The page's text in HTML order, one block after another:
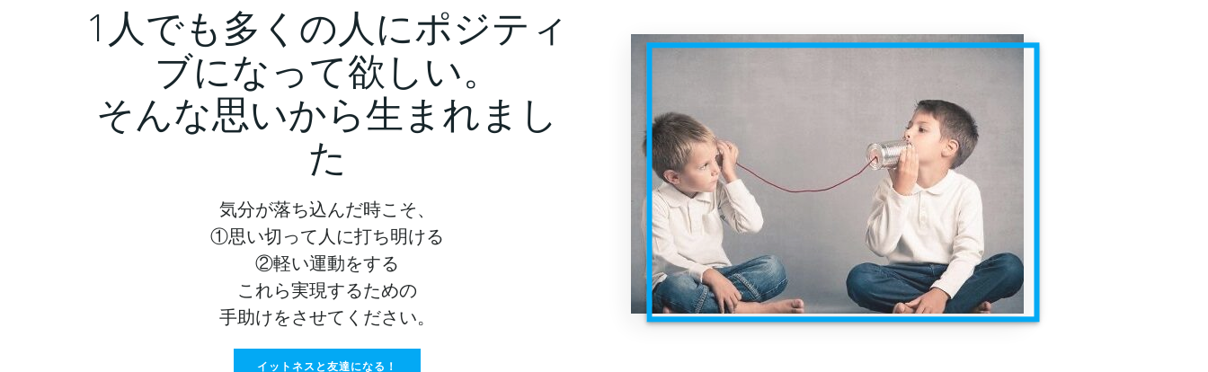
1人でも多くの人にポジティ
ブになって欲しい。
そんな思いから生まれまし
た
気分が落ち込んだ時こそ、
①思い切って人に打ち明ける
②軽い運動をする
これら実現するための
手助けをさせてください。
イットネスと友達になる！